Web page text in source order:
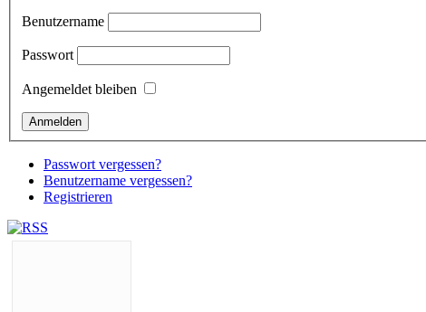
Benutzername
Passwort
Angemeldet bleiben
Passwort vergessen?
Benutzername vergessen?
Registrieren